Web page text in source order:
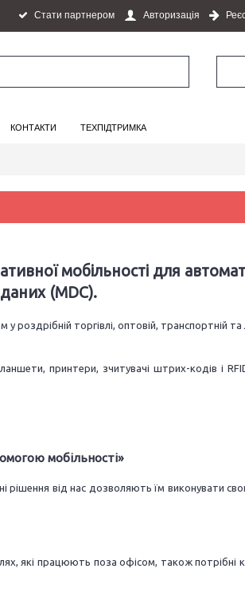
Стати партнером Авторизація
КОНТАКТИ ТЕХПІДТРИМКА
мобільності для
(MDC).
торгівлі, оптовій, транспортній та
принтери, зчитувачі штрих-кодів і
мобільності»
рішення від нас дозволяють їм
які працюють поза офісом, також